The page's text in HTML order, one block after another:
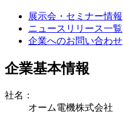
展示会・セミナー情報
ニュースリリース一覧
企業へのお問い合わせ
企業基本情報
社名：
オーム電機株式会社